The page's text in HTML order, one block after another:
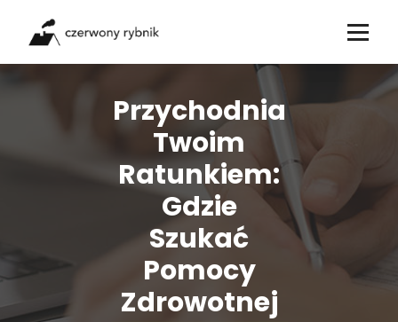
content
Przychodnia
Twoim
Ratunkiem:
Gdzie
Szukać
Pomocy
Zdrowotnej